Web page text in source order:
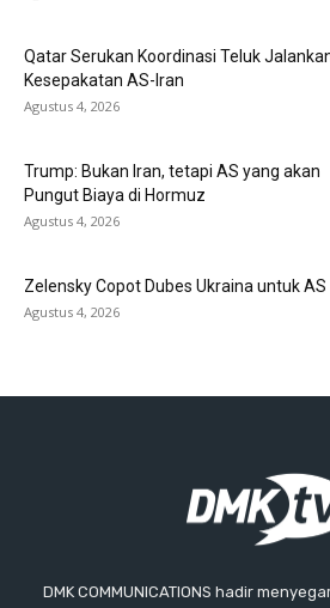
Qatar Serukan Koordinasi Teluk
Kesepakatan AS-Iran
Agustus 4, 2026
Trump: Bukan Iran, tetapi AS yang akan
Pungut Biaya di Hormuz
Agustus 4, 2026
Zelensky Copot Dubes Ukraina untuk AS
Agustus 4, 2026
DMK COMMUNICATIONS hadir